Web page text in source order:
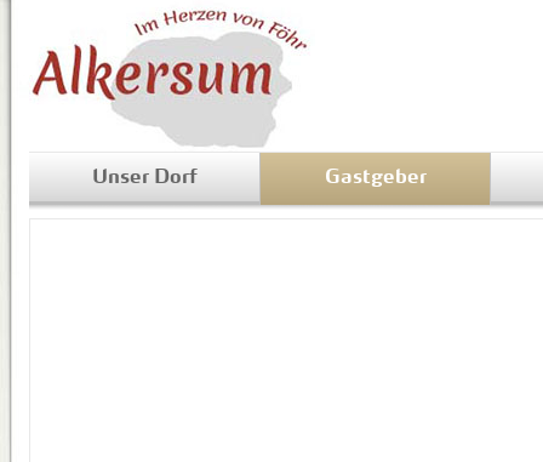
Unser Dorf Gastgeber